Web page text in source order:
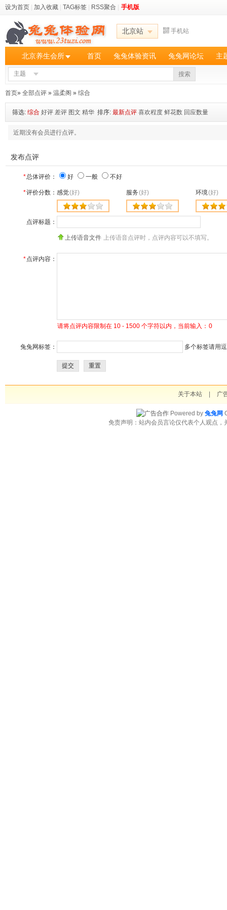
设为首页 加入收藏 TAG标签 RSS聚合 手机版
北京站 手机站
北京养生会所 首页 兔兔体验资讯 兔兔网论坛 主
主题 搜索
首页» 全部点评 » 温柔阁 » 综合
筛选: 综合 好评 差评 图文 精华 排序: 最新点评 喜欢程度 鲜花数 回应数量
近期没有会员进行点评。
发布点评
*总体评价： 好 一般 不好
*评价分数： 感觉(好) 服务(好) 环境(好)
点评标题：
上传语音文件 上传语音点评时，点评内容可以不填写。
*点评内容：
请将点评内容限制在 10 - 1500 个字符以内，当前输入： 0
兔兔网标签： 多个标签请用
提交 重置
关于本站 广
Powered by 兔兔网
免责声明：站内会员言论仅代表个人观点